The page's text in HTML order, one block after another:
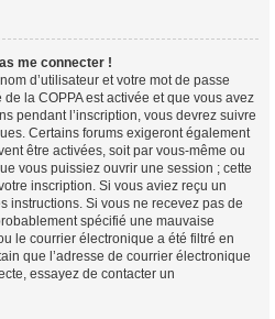
me connecter !
d’utilisateur et votre mot de passe
la COPPA est activée et que vous avez
pendant l’inscription, vous devrez suivre
Certains forums exigeront également
être activées, soit par vous-même ou
vous puissiez ouvrir une session ; cette
inscription. Si vous aviez reçu un
instructions. Si vous ne recevez pas de
spécifié une mauvaise
le courrier électronique a été filtré en
que l’adresse de courrier électronique
essayez de contacter un